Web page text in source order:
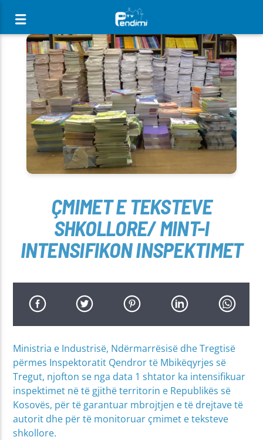
[There are no radio stations in the database]
ÇMIMET E TEKSTEVE
SHKOLLORE/ MINT-I
INTENSIFIKON INSPEKTIMET
Ministria e Industrisë, Ndërmarrësisë dhe Tregtisë
përmes Inspektoratit Qendror të Mbikëqyrjes së
Tregut, njofton se nga data 1 shtator ka intensifikuar
inspektimet në të gjithë territorin e Republikës së
Kosovës, për të garantuar mbrojtjen e të drejtave të
autorit dhe për të monitoruar çmimet e teksteve
shkollore.